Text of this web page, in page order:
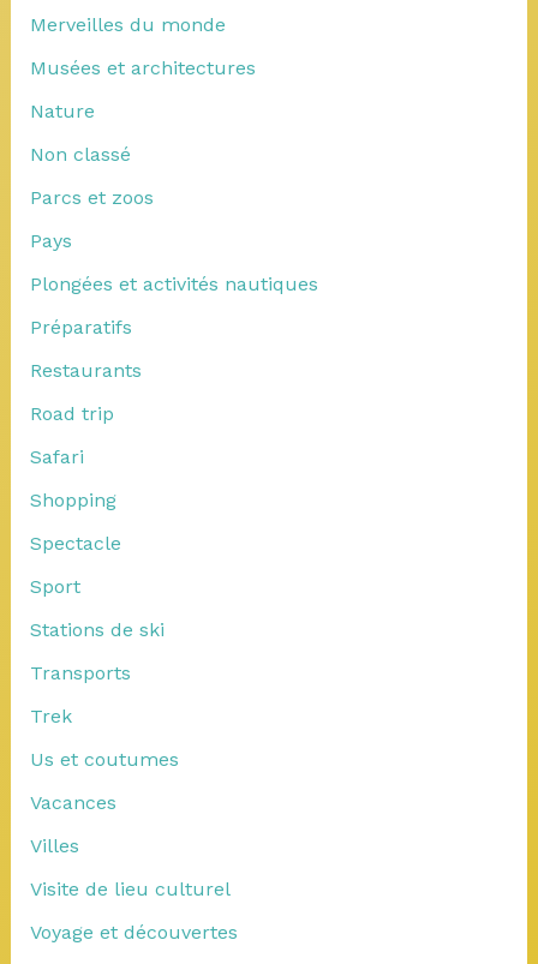
Merveilles du monde
Musées et architectures
Nature
Non classé
Parcs et zoos
Pays
Plongées et activités nautiques
Préparatifs
Restaurants
Road trip
Safari
Shopping
Spectacle
Sport
Stations de ski
Transports
Trek
Us et coutumes
Vacances
Villes
Visite de lieu culturel
Voyage et découvertes